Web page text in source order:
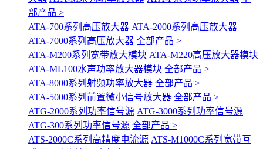
部产品 >
ATA-700系列高压放大器 ATA-2000系列高压放大器
ATA-7000系列高压放大器 全部产品 >
ATA-M200系列宽带放大模块 ATA-M220高压放大器模块
ATA-ML100水声功率放大器模块 全部产品 >
ATA-8000系列射频功率放大器 全部产品 >
ATA-5000系列前置微小信号放大器 全部产品 >
ATG-2000系列功率信号源 ATG-3000系列功率信号源
ATG-300系列功率信号源 全部产品 >
ATS-2000C系列高精度电流源 ATS-M1000C系列宽带互